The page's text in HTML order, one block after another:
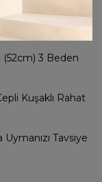
3 Beden
Kuşaklı Rahat
Tavsiye